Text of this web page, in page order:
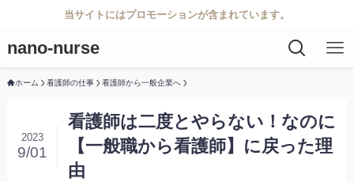
当サイトにはプロモーションが含まれています。
nano-nurse
ホーム 看護師の仕事 看護師から一般企業へ
看護師は二度とやらない！なのに
【一般職から看護師】に戻った理
由
2023
9/01